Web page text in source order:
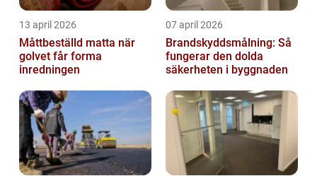
13 april 2026
Måttbeställd matta när
golvet får forma
inredningen
07 april 2026
Brandskyddsmålning: Så
fungerar den dolda
säkerheten i byggnaden